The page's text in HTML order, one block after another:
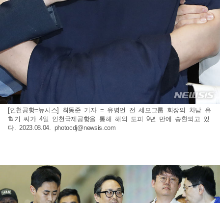
[인천공항=뉴시스] 최동준 기자 = 유병언 전 세모그룹 회장의 차남 유
혁기 씨가 4일 인천국제공항을 통해 해외 도피 9년 만에 송환되고 있
다. 2023.08.04. photocdj@newsis.com